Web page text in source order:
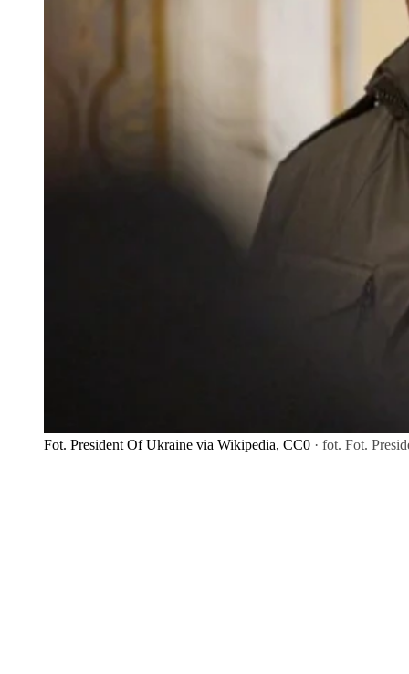
Fot. President Of Ukraine via Wikipedia, CC0 · fot. Fot.